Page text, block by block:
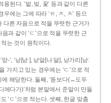
된다. ‘밭, 빚, 꽃’ 등과 같이 다른
에는 그에 따라 ‘ㅌ, ㅈ, ㅊ’ 등으
다른 자음으로 적을 뚜렷한 근거가
과 같이 ‘ㄷ’으로 적을 뚜렷한 근
적는 것이 원칙이다.
-’, ‘낟[낟ː], 낟알[나ː달], 낟가리[낟ː
가지고 있는 경우에는 ‘ㄷ’으로 적
에 해당한다. 둘째, ‘돋보다(←도두
다가)’처럼 본말에서 준말이 만들
‘ㄷ’으로 적는다. 셋째, 한글 맞춤